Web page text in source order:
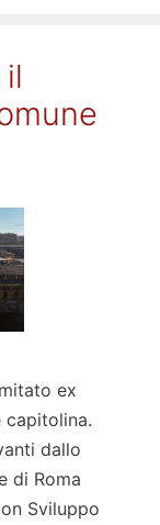
ex
capitolina.
dallo
di Roma
Sviluppo